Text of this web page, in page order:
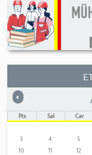
« Önceki
Pts Sal Çar
3
4 5
10
11 12